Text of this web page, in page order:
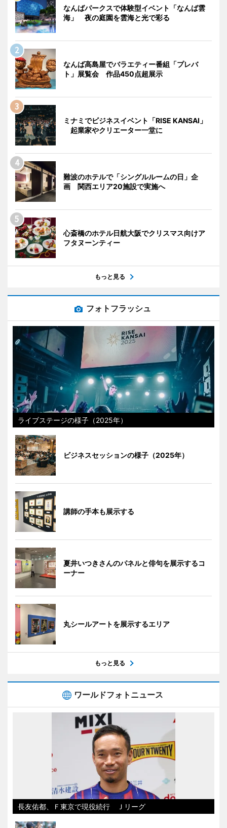
なんばパークスで体験型イベント「なんば雲
海」 夜の庭園を雲海と光で彩る
なんば高島屋でバラエティー番組「プレバ
ト」展覧会 作品450点超展示
ミナミでビジネスイベント「RISE KANSAI」
起業家やクリエーター一堂に
難波のホテルで「シングルルームの日」企
画 関西エリア20施設で実施へ
心斎橋のホテル日航大阪でクリスマス向けア
フタヌーンティー
もっと見る
フォトフラッシュ
ライブステージの様子（2025年）
ビジネスセッションの様子（2025年）
講師の手本も展示する
夏井いつきさんのパネルと俳句を展示するコ
ーナー
丸シールアートを展示するエリア
もっと見る
ワールドフォトニュース
長友佑都、Ｆ東京で現役続行 Ｊリーグ